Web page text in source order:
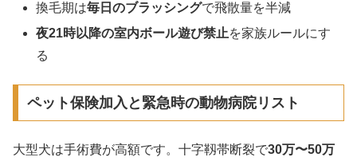
換毛期は毎日のブラッシングで飛散量を半減
夜21時以降の室内ボール遊び禁止を家族ルールにす
る
ペット保険加入と緊急時の動物病院リスト
大型犬は手術費が高額です。十字靱帯断裂で30万〜50万